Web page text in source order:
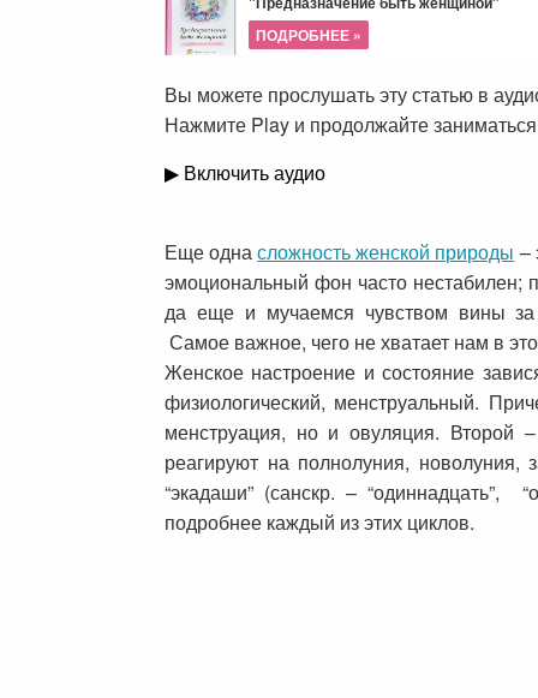
ПОДРОБНЕЕ »
Вы можете прослушать эту статью в
Нажмите Play и продолжайте
▶ Включить аудио
Еще однасложность женской природы –
эмоциональный фон часто
да еще и мучаемся чувством вины
Самое важное, чего не хватает нам в
Женское настроение и состояние
физиологический, менструальный.
менструация, но и овуляция.
реагируют на полнолуния,
“экадаши” (санскр. – “одиннадцать”,
подробнее каждый из этих циклов.